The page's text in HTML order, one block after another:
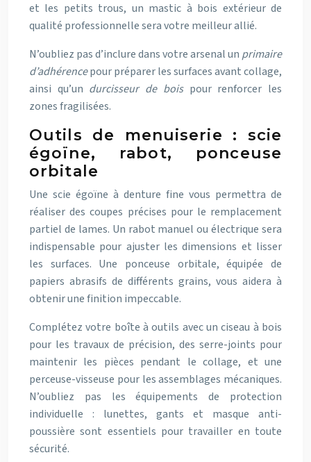
et les petits trous, un mastic à bois extérieur de
qualité professionnelle sera votre meilleur allié.
N’oubliez pas d’inclure dans votre arsenal un primaire
d’adhérencepour préparer les surfaces avant collage,
ainsi qu’un durcisseur de boispour renforcer les
zones fragilisées.
Outils de menuiserie : scie
égoïne, rabot, ponceuse
orbitale
Une scie égoïne à denture fine vous permettra de
réaliser des coupes précises pour le remplacement
partiel de lames. Un rabot manuel ou électrique sera
indispensable pour ajuster les dimensions et lisser
les surfaces. Une ponceuse orbitale, équipée de
papiers abrasifs de différents grains, vous aidera à
obtenir une finition impeccable.
Complétez votre boîte à outils avec un ciseau à bois
pour les travaux de précision, des serre-joints pour
maintenir les pièces pendant le collage, et une
perceuse-visseuse pour les assemblages mécaniques.
N’oubliez pas les équipements de protection
individuelle : lunettes, gants et masque anti-
poussière sont essentiels pour travailler en toute
sécurité.